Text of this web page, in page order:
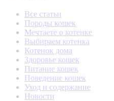
Все статьи
Породы кошек
Мечтаете о котенке
Выбираем котенка
Котенок дома
Здоровье кошек
Питание кошек
Поведение кошек
Уход и содержание
Новости